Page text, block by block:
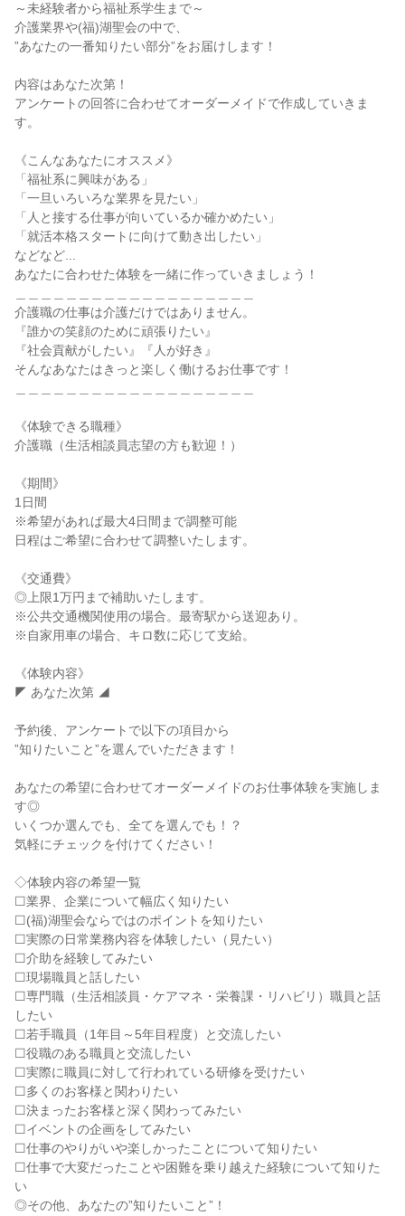
～未経験者から福祉系学生まで～
介護業界や(福)湖聖会の中で、
”あなたの一番知りたい部分”をお届けします！
内容はあなた次第！
アンケートの回答に合わせてオーダーメイドで作成していきま
す。
《こんなあなたにオススメ》
「福祉系に興味がある」
「一旦いろいろな業界を見たい」
「人と接する仕事が向いているか確かめたい」
「就活本格スタートに向けて動き出したい」
などなど...
あなたに合わせた体験を一緒に作っていきましょう！
介護職の仕事は介護だけではありません。
『誰かの笑顔のために頑張りたい』
『社会貢献がしたい』『人が好き』
そんなあなたはきっと楽しく働けるお仕事です！
《体験できる職種》
介護職（生活相談員志望の方も歓迎！）
《期間》
1日間
※希望があれば最大4日間まで調整可能
日程はご希望に合わせて調整いたします。
《交通費》
◎上限1万円まで補助いたします。
※公共交通機関使用の場合。最寄駅から送迎あり。
※自家用車の場合、キロ数に応じて支給。
《体験内容》
◤ あなた次第 ◢
予約後、アンケートで以下の項目から
”知りたいこと”を選んでいただきます！
あなたの希望に合わせてオーダーメイドのお仕事体験を実施しま
す◎
いくつか選んでも、全てを選んでも！？
気軽にチェックを付けてください！
◇体験内容の希望一覧
☐業界、企業について幅広く知りたい
☐(福)湖聖会ならではのポイントを知りたい
☐実際の日常業務内容を体験したい（見たい）
☐介助を経験してみたい
☐現場職員と話したい
☐専門職（生活相談員・ケアマネ・栄養課・リハビリ）職員と話
したい
☐若手職員（1年目～5年目程度）と交流したい
☐役職のある職員と交流したい
☐実際に職員に対して行われている研修を受けたい
☐多くのお客様と関わりたい
☐決まったお客様と深く関わってみたい
☐イベントの企画をしてみたい
☐仕事のやりがいや楽しかったことについて知りたい
☐仕事で大変だったことや困難を乗り越えた経験について知りた
い
◎その他、あなたの”知りたいこと”！